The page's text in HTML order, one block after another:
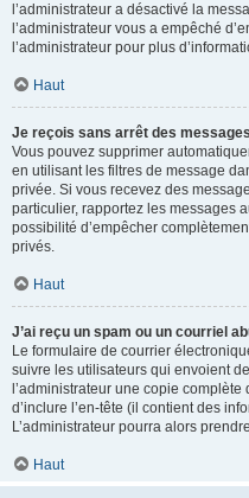
l’administrateur a désactivé la
l’administrateur vous a empêché
l’administrateur pour plus
Haut
Je reçois sans arrêt des
Vous pouvez supprimer
en utilisant les filtres de message
privée. Si vous recevez des
particulier, rapportez les messages
possibilité d’empêcher
privés.
Haut
J’ai reçu un spam ou un courriel
Le formulaire de courrier
suivre les utilisateurs qui envoient
l’administrateur une copie
d’inclure l’en-tête (il contient des
L’administrateur pourra alors
Haut